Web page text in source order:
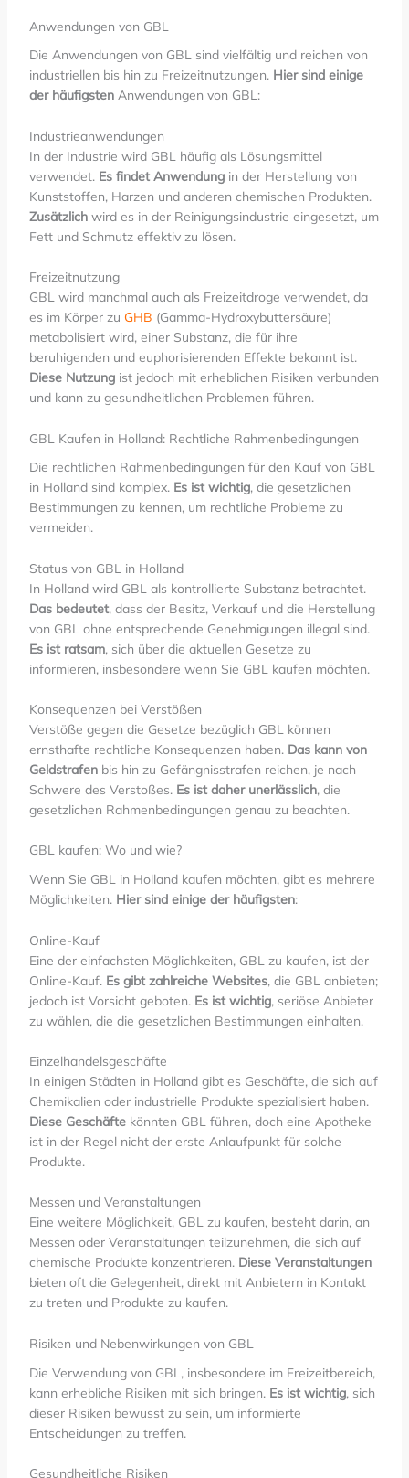
Anwendungen von GBL
Die Anwendungen von GBL sind vielfältig und reichen von
industriellen bis hin zu Freizeitnutzungen. Hier sind einige
der häufigstenAnwendungen von GBL:
Industrieanwendungen
In der Industrie wird GBL häufig als Lösungsmittel
verwendet. Es findet Anwendungin der Herstellung von
Kunststoffen, Harzen und anderen chemischen Produkten.
Zusätzlichwird es in der Reinigungsindustrie eingesetzt, um
Fett und Schmutz effektiv zu lösen.
Freizeitnutzung
GBL wird manchmal auch als Freizeitdroge verwendet, da
es im Körper zu GHB (Gamma-Hydroxybuttersäure)
metabolisiert wird, einer Substanz, die für ihre
beruhigenden und euphorisierenden Effekte bekannt ist.
Diese Nutzungist jedoch mit erheblichen Risiken verbunden
und kann zu gesundheitlichen Problemen führen.
GBL Kaufen in Holland: Rechtliche Rahmenbedingungen
Die rechtlichen Rahmenbedingungen für den Kauf von GBL
in Holland sind komplex. Es ist wichtig, die gesetzlichen
Bestimmungen zu kennen, um rechtliche Probleme zu
vermeiden.
Status von GBL in Holland
In Holland wird GBL als kontrollierte Substanz betrachtet.
Das bedeutet, dass der Besitz, Verkauf und die Herstellung
von GBL ohne entsprechende Genehmigungen illegal sind.
Es ist ratsam, sich über die aktuellen Gesetze zu
informieren, insbesondere wenn Sie GBL kaufen möchten.
Konsequenzen bei Verstößen
Verstöße gegen die Gesetze bezüglich GBL können
ernsthafte rechtliche Konsequenzen haben. Das kann von
Geldstrafenbis hin zu Gefängnisstrafen reichen, je nach
Schwere des Verstoßes. Es ist daher unerlässlich, die
gesetzlichen Rahmenbedingungen genau zu beachten.
GBL kaufen: Wo und wie?
Wenn Sie GBL in Holland kaufen möchten, gibt es mehrere
Möglichkeiten. Hier sind einige der häufigsten:
Online-Kauf
Eine der einfachsten Möglichkeiten, GBL zu kaufen, ist der
Online-Kauf. Es gibt zahlreiche Websites, die GBL anbieten;
jedoch ist Vorsicht geboten. Es ist wichtig, seriöse Anbieter
zu wählen, die die gesetzlichen Bestimmungen einhalten.
Einzelhandelsgeschäfte
In einigen Städten in Holland gibt es Geschäfte, die sich auf
Chemikalien oder industrielle Produkte spezialisiert haben.
Diese Geschäftekönnten GBL führen, doch eine Apotheke
ist in der Regel nicht der erste Anlaufpunkt für solche
Produkte.
Messen und Veranstaltungen
Eine weitere Möglichkeit, GBL zu kaufen, besteht darin, an
Messen oder Veranstaltungen teilzunehmen, die sich auf
chemische Produkte konzentrieren. Diese Veranstaltungen
bieten oft die Gelegenheit, direkt mit Anbietern in Kontakt
zu treten und Produkte zu kaufen.
Risiken und Nebenwirkungen von GBL
Die Verwendung von GBL, insbesondere im Freizeitbereich,
kann erhebliche Risiken mit sich bringen. Es ist wichtig, sich
dieser Risiken bewusst zu sein, um informierte
Entscheidungen zu treffen.
Gesundheitliche Risiken